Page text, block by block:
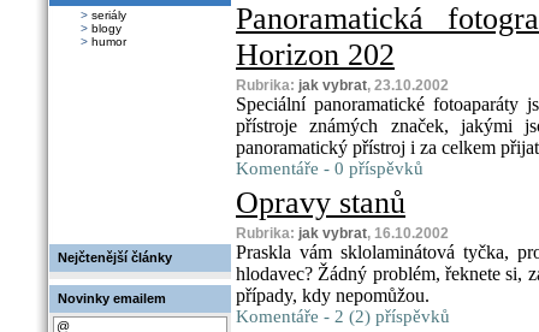
> seriály
> blogy
> humor
Nejčtenější články
Novinky emailem
Panoramatická
Horizon 202
Rubrika: jak vybrat, 23.10.2002
Speciální panoramatické fotoaparáty
přístroje známých značek, jakými
panoramatický přístroj i za celkem
Komentáře - 0 příspěvků
Opravy stanů
Rubrika: jak vybrat, 16.10.2002
Praskla vám sklolaminátová tyčka,
hlodavec? Žádný problém, řeknete si,
případy, kdy nepomůžou.
Komentáře - 2 (2) příspěvků